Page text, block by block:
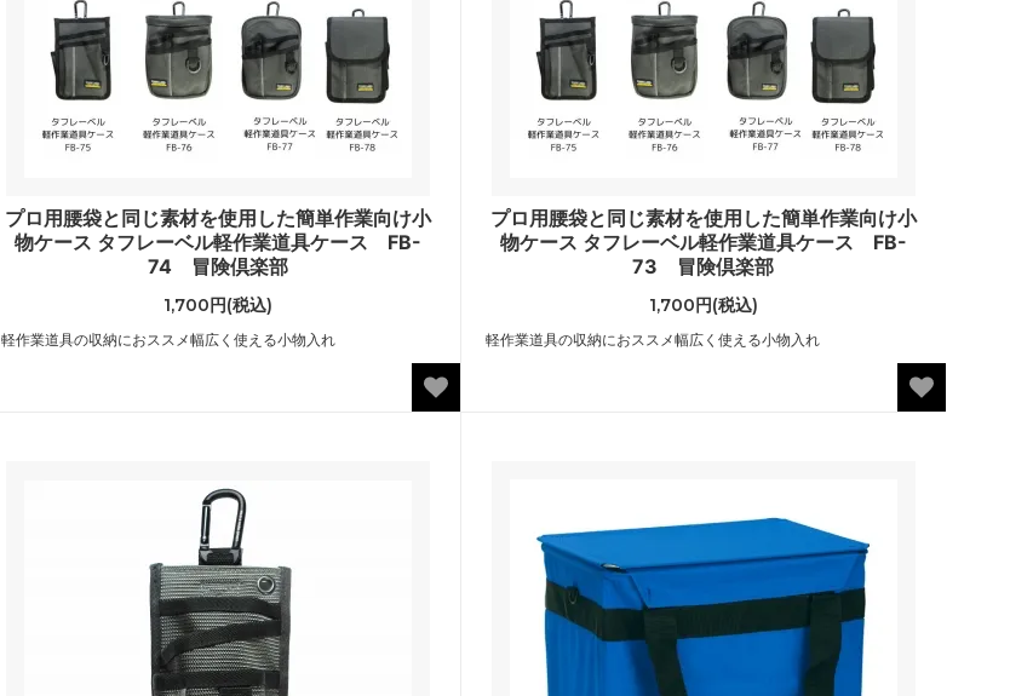
プロ用腰袋と同じ素材を使用した簡単作業向け小
物ケース タフレーベル軽作業道具ケース FB-
74 冒険倶楽部
1,700円(税込)
軽作業道具の収納におススメ幅広く使える小物入れ
プロ用腰袋と同じ素材を使用した簡単作業向け小
物ケース タフレーベル軽作業道具ケース FB-
73 冒険倶楽部
1,700円(税込)
軽作業道具の収納におススメ幅広く使える小物入れ